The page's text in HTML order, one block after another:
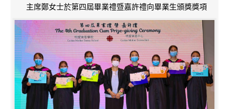
主席鄭女士於第四屆畢業禮暨嘉許禮向畢業生頒獎獎項